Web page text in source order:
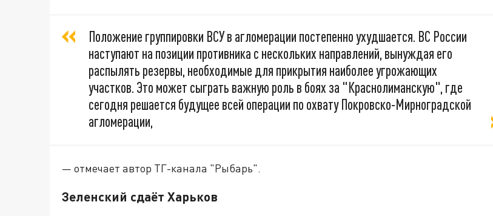
Положение группировки ВСУ в агломерации постепенно ухудшается. ВС России
наступают на позиции противника с нескольких направлений, вынуждая его
распылять резервы, необходимые для прикрытия наиболее угрожающих
участков. Это может сыграть важную роль в боях за "Краснолиманскую", где
сегодня решается будущее всей операции по охвату Покровско-Мирноградской
агломерации,
— отмечает автор ТГ-канала "Рыбарь".
Зеленский сдаёт Харьков